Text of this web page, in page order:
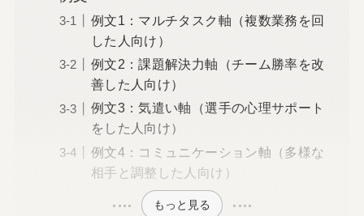
例文1：マルチタスク軸（複数業務を回
した人向け）
例文2：課題解決力軸（チーム勝率を改
善した人向け）
例文3：気遣い軸（選手の心理サポート
をした人向け）
例文4：コミュニケーション軸（多様な
相手と調整した人向け）
もっと見る